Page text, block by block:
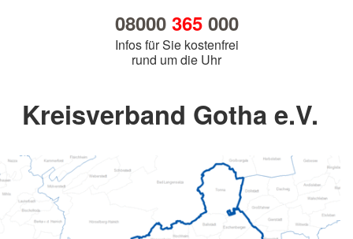
08000 365000
Infos für Sie kostenfrei
rund um die Uhr
Kreisverband Gotha e.V.